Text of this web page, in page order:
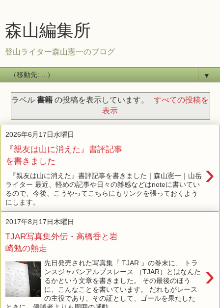
森山編集所
登山ライター森山憲一のブログ
▼
ラベル 書籍の投稿を表示しています。
すべての投稿を
表示
2026年6月17日水曜日
『親友は山に消えた』書評記事
を書きました
›
『親友は山に消えた』書評記事を書きました｜森山憲一｜山岳
ライター 最近、軽めの記事や日々の雑感などはnoteに書いてい
るので、今後、こうやってこちらにもリンクを張っておくよう
にします。
2017年8月17日木曜日
TJAR写真集外伝・高橋香と岩
崎勉の熱走
›
先日発売された写真集『 TJAR 』の巻末に、 トラ
ンスジャパンアルプスレース （TJAR）とはなんた
るかという文章を書きました。 その最後のほう
に、こんなことを書いています。 だれもがレース
の主役であり、その証として、ゴールを果たした